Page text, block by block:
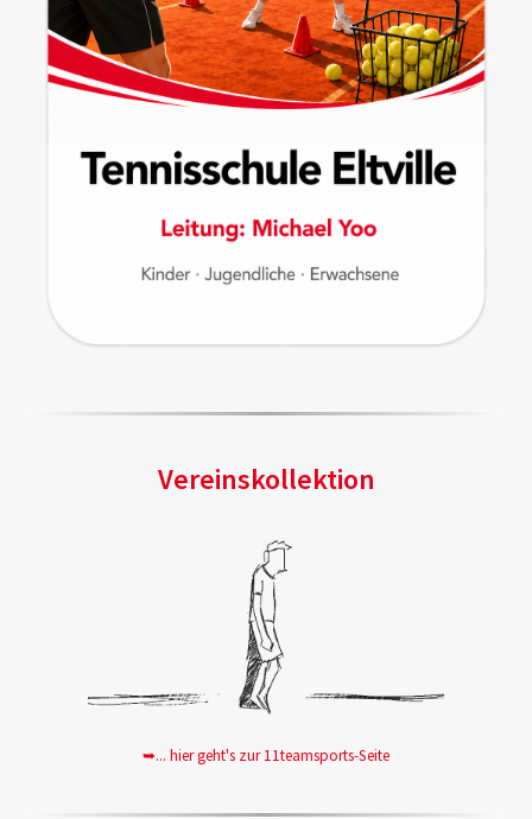
Vereinskollektion
➥... hier geht's zur 11teamsports-Seite